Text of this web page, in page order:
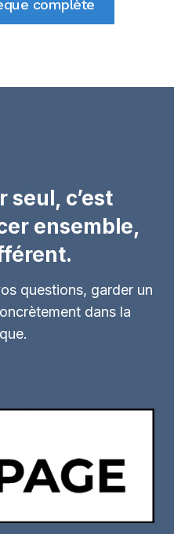
complète
seul, c’est
ensemble,
questions, garder un
dans la